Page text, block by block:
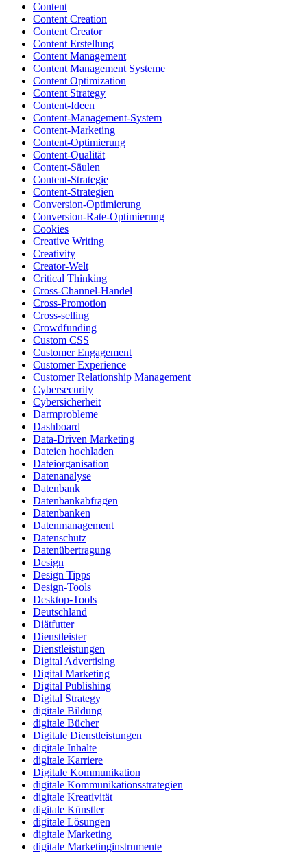
Content
Content Creation
Content Creator
Content Erstellung
Content Management
Content Management Systeme
Content Optimization
Content Strategy
Content-Ideen
Content-Management-System
Content-Marketing
Content-Optimierung
Content-Qualität
Content-Säulen
Content-Strategie
Content-Strategien
Conversion-Optimierung
Conversion-Rate-Optimierung
Cookies
Creative Writing
Creativity
Creator-Welt
Critical Thinking
Cross-Channel-Handel
Cross-Promotion
Cross-selling
Crowdfunding
Custom CSS
Customer Engagement
Customer Experience
Customer Relationship Management
Cybersecurity
Cybersicherheit
Darmprobleme
Dashboard
Data-Driven Marketing
Dateien hochladen
Dateiorganisation
Datenanalyse
Datenbank
Datenbankabfragen
Datenbanken
Datenmanagement
Datenschutz
Datenübertragung
Design
Design Tipps
Design-Tools
Desktop-Tools
Deutschland
Diätfutter
Dienstleister
Dienstleistungen
Digital Advertising
Digital Marketing
Digital Publishing
Digital Strategy
digitale Bildung
digitale Bücher
Digitale Dienstleistungen
digitale Inhalte
digitale Karriere
Digitale Kommunikation
digitale Kommunikationsstrategien
digitale Kreativität
digitale Künstler
digitale Lösungen
digitale Marketing
digitale Marketinginstrumente